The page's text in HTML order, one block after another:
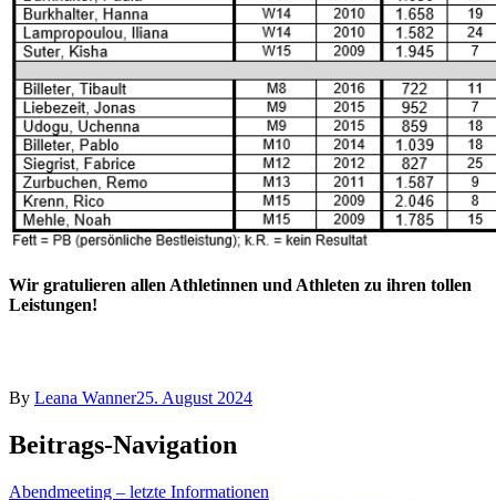
Wir gratulieren allen Athletinnen und Athleten zu ihren tollen
Leistungen!
By Leana Wanner25. August 2024
Beitrags-Navigation
Abendmeeting – letzte Informationen